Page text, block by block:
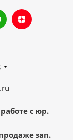
с юр.
зап.